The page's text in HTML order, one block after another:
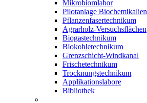
Mikrobiomlabor
Pilotanlage Biochemikalien
Pflanzenfasertechnikum
Agrarholz-Versuchsflächen
Biogastechnikum
Biokohletechnikum
Grenzschicht-Windkanal
Frischetechnikum
Trocknungstechnikum
Applikationslabore
Bibliothek